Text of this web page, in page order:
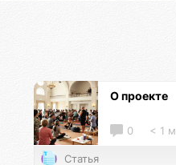
О проекте
0 < 1
Статья